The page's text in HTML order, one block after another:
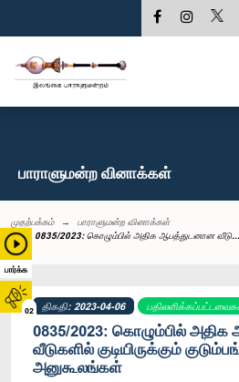
பார்க்க
02
பாராளுமன்ற வினாக்கள்
முதற்பக்கம்
பாராளுமன்ற வினாக்கள்
0835/2023: கொழும்பில் அதிக ஆபத்துடனான வீடு...
திகதி: 2023-04-06
0835/2023: கொழும்பில்
வீடுகளில் குடியிருக்கும்
அனுகூலங்கள்